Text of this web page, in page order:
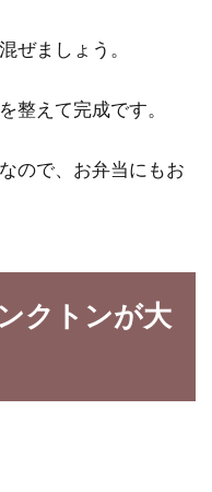
ぜましょう。
えて完成です。
ので、お弁当にもお
クトンが大